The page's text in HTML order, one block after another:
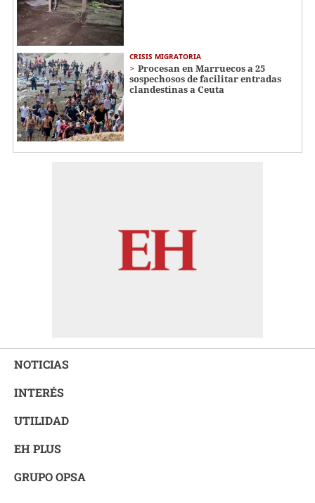
CRISIS MIGRATORIA
Procesan en Marruecos a 25
sospechosos de facilitar entradas
clandestinas a Ceuta
NOTICIAS
INTERÉS
UTILIDAD
EH PLUS
GRUPO OPSA